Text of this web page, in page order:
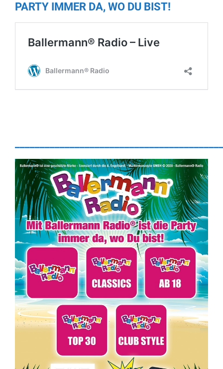
PARTY IMMER DA, WO DU BIST!